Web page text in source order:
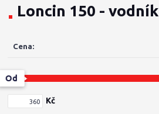
Loncin 150 - vodník
Cena:
Kč
Od